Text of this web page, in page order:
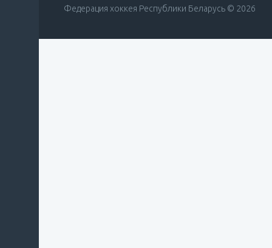
Федерация хоккея Республики Беларусь © 2026